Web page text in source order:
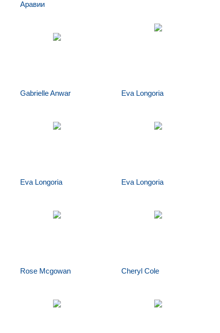
Аравии
Аравии
Gabrielle Anwar Eva Longoria
Eva Longoria Eva Longoria
Rose Mcgowan Cheryl Cole